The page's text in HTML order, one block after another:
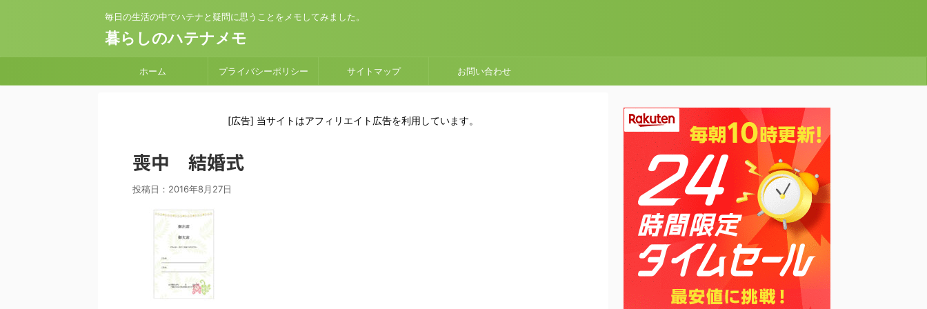
毎日の生活の中でハテナと疑問に思うことをメモしてみました。
暮らしのハテナメモ
ホーム プライバシーポリシー サイトマップ お問い合わせ
[広告] 当サイトはアフィリエイト広告を利用しています。
喪中 結婚式
投稿日： 2016年8月27日